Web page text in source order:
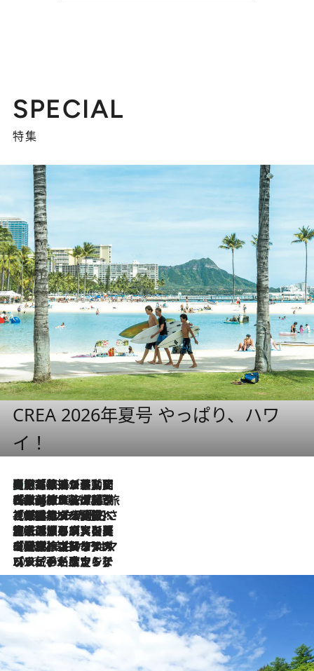
SPECIAL
特集
CREA 2026年夏号 やっぱり、ハワ
イ！
2026.8.5
【厳選旅コスメ】国内をあちこち移動する河井菜摘が選んだ夏旅ベストコスメ発表！「リラックスアイテムはマスト」【Mサイズジップ】
2026.8.4
【厳選旅コスメ】「紫外線＆乾燥対策しながらメイク感も！」ヘア＆メイクGeorgeが選んだ夏旅ベストコスメを発表！【Mサイズジップ】
2026.8.3
【厳選旅コスメ】「保湿もタイパ重視！」“サウナ好き”タレント清水みさとが愛用する夏旅ベストコスメを発表！【Mサイズジップ】
2026.8.2
【厳選旅コスメ】美容家・瀬戸麻実の夏旅ベストコスメを発表！「ストレスなく使えるクレンジング＆洗顔は必須」【Mサイズジップ】
2026.8.1
【厳選旅コスメ】「UV＆美白ケアはマスト！」フリーアナウンサー宇賀なつみの夏旅ベストコスメを発表！【Mサイズジップ】
2026.7.23
【リピート確定！】ハワイの名店ランチプレートとサンドイッチ、手が止まらない人気ドーナツ